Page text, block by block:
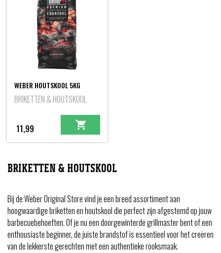
WEBER HOUTSKOOL 5KG
BRIKETTEN & HOUTSKOOL
11,99
BRIKETTEN & HOUTSKOOL
Bij de Weber Original Store vind je een breed assortiment aan
hoogwaardige briketten en houtskool die perfect zijn afgestemd op jouw
barbecuebehoeften. Of je nu een doorgewinterde grillmaster bent of een
enthousiaste beginner, de juiste brandstof is essentieel voor het creëren
van de lekkerste gerechten met een authentieke rooksmaak.